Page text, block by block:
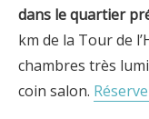
dans le quartier
km de la Tour de
chambres très
coin salon.